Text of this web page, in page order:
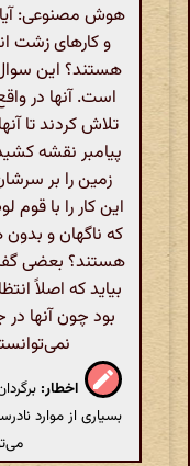
هوش مصنوعی:
و کارهای زشت
هستند؟ این سوال
است. آنها در
تلاش کردند تا
پیامبر نقشه
زمین را بر
این کار را با قوم
که ناگهان و
هستند؟ بعضی
بیاید که اصلاً
بود چون آنها
اخطار:
بسیاری از موارد